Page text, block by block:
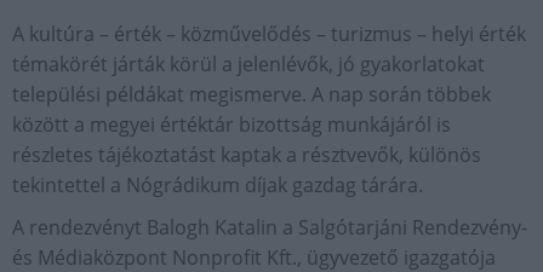
A kultúra – érték – közművelődés – turizmus – helyi érték
témakörét járták körül a jelenlévők, jó gyakorlatokat
települési példákat megismerve. A nap során többek
között a megyei értéktár bizottság munkájáról is
részletes tájékoztatást kaptak a résztvevők, különös
tekintettel a Nógrádikum díjak gazdag tárára.
A rendezvényt Balogh Katalin a Salgótarjáni Rendezvény-
és Médiaközpont Nonprofit Kft., ügyvezető igazgatója